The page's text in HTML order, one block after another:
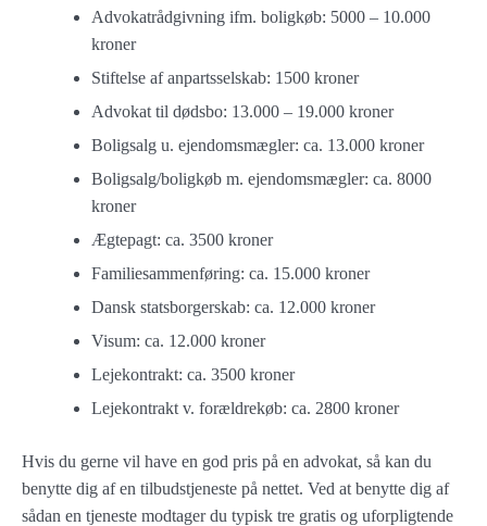
Advokatrådgivning ifm. boligkøb: 5000 – 10.000
kroner
Stiftelse af anpartsselskab: 1500 kroner
Advokat til dødsbo: 13.000 – 19.000 kroner
Boligsalg u. ejendomsmægler: ca. 13.000 kroner
Boligsalg/boligkøb m. ejendomsmægler: ca. 8000
kroner
Ægtepagt: ca. 3500 kroner
Familiesammenføring: ca. 15.000 kroner
Dansk statsborgerskab: ca. 12.000 kroner
Visum: ca. 12.000 kroner
Lejekontrakt: ca. 3500 kroner
Lejekontrakt v. forældrekøb: ca. 2800 kroner
Hvis du gerne vil have en god pris på en advokat, så kan du
benytte dig af en tilbudstjeneste på nettet. Ved at benytte dig af
sådan en tjeneste modtager du typisk tre gratis og uforpligtende